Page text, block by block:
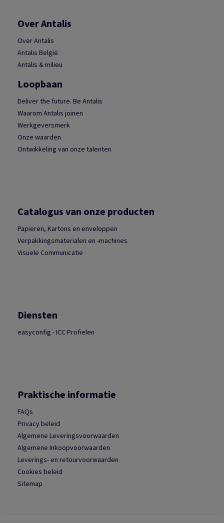
Over Antalis
Over Antalis
Antalis België
Antalis & milieu
Loopbaan
Deliver the future. Be Antalis
Waarom Antalis joinen
Werkgeversmerk
Onze waarden
Ontwikkeling van onze talenten
Catalogus van onze producten
Papieren, Kartons en enveloppen
Verpakkingsmaterialen en -machines
Visuele Communicatie
Diensten
easyconfig - ICC Profielen
Praktische informatie
FAQs
Privacy beleid
Algemene Leveringsvoorwaarden
Algemene Inkoopvoorwaarden
Leverings- en retourvoorwaarden
Cookies beleid
Sitemap